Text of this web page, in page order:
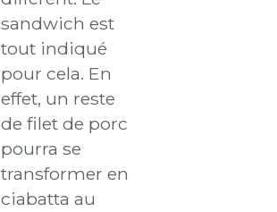
sandwich est
tout indiqué
pour cela. En
effet, un reste
de filet de porc
pourra se
transformer en
ciabatta au